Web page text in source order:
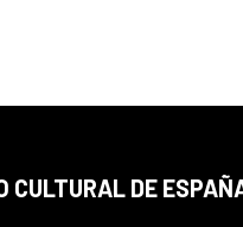
CULTURAL DE